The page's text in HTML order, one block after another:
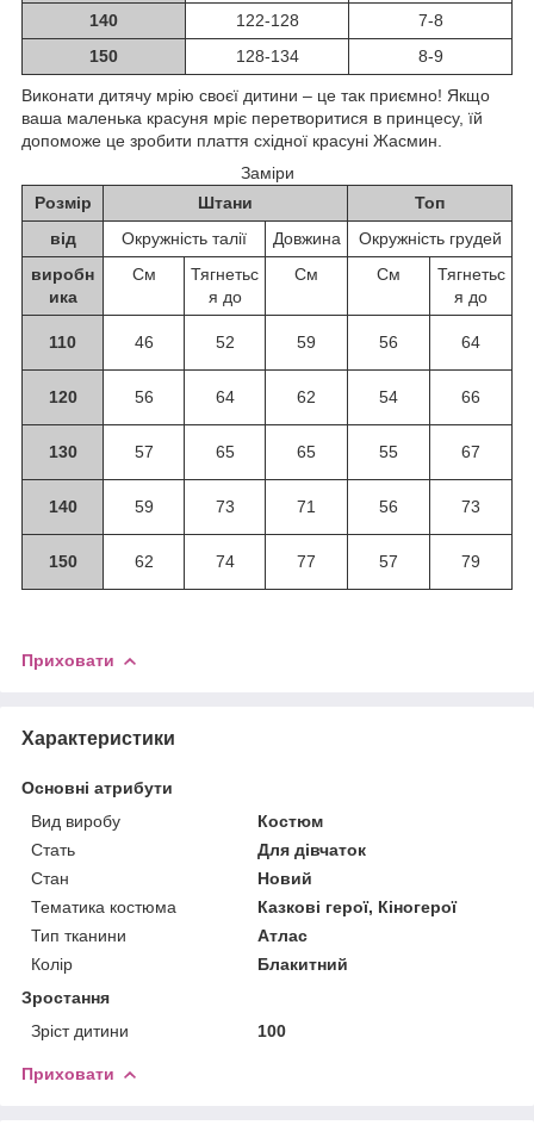
140
122-128
7-8
150
128-134 8-9
Виконати дитячу мрію своєї дитини – це так приємно! Якщо
ваша маленька красуня мріє перетворитися в принцесу, їй
допоможе це зробити плаття східної красуні Жасмин.
Заміри
Розмір
Штани
Топ
від
Окружність талії Довжина
Окружність грудей
виробн
ика
См
Тягнетьс
я до
См См
Тягнетьс
я до
110 46 52 59 56 64
120 56 64 62 54 66
130 57 65 65 55 67
140 59 73 71 56 73
150 62 74 77 57 79
Приховати
Характеристики
Основні атрибути
Вид виробу
Костюм
Стать
Для дівчаток
Стан
Новий
Тематика костюма
Казкові герої, Кіногерої
Тип тканини
Атлас
Колір
Блакитний
Зростання
Зріст дитини
100
Приховати